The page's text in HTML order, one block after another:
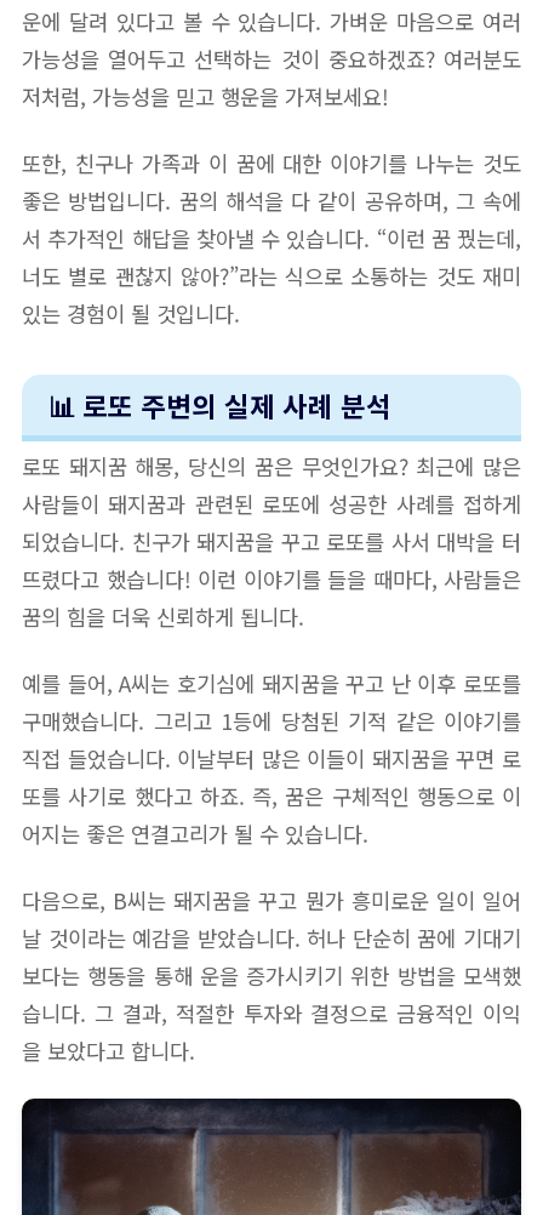
운에 달려 있다고 볼 수 있습니다. 가벼운 마음으로 여러
가능성을 열어두고 선택하는 것이 중요하겠죠? 여러분도
저처럼, 가능성을 믿고 행운을 가져보세요!
또한, 친구나 가족과 이 꿈에 대한 이야기를 나누는 것도
좋은 방법입니다. 꿈의 해석을 다 같이 공유하며, 그 속에
서 추가적인 해답을 찾아낼 수 있습니다. “이런 꿈 꿨는데,
너도 별로 괜찮지 않아?”라는 식으로 소통하는 것도 재미
있는 경험이 될 것입니다.
📊 로또 주변의 실제 사례 분석
로또 돼지꿈 해몽, 당신의 꿈은 무엇인가요? 최근에 많은
사람들이 돼지꿈과 관련된 로또에 성공한 사례를 접하게
되었습니다. 친구가 돼지꿈을 꾸고 로또를 사서 대박을 터
뜨렸다고 했습니다! 이런 이야기를 들을 때마다, 사람들은
꿈의 힘을 더욱 신뢰하게 됩니다.
예를 들어, A씨는 호기심에 돼지꿈을 꾸고 난 이후 로또를
구매했습니다. 그리고 1등에 당첨된 기적 같은 이야기를
직접 들었습니다. 이날부터 많은 이들이 돼지꿈을 꾸면 로
또를 사기로 했다고 하죠. 즉, 꿈은 구체적인 행동으로 이
어지는 좋은 연결고리가 될 수 있습니다.
다음으로, B씨는 돼지꿈을 꾸고 뭔가 흥미로운 일이 일어
날 것이라는 예감을 받았습니다. 허나 단순히 꿈에 기대기
보다는 행동을 통해 운을 증가시키기 위한 방법을 모색했
습니다. 그 결과, 적절한 투자와 결정으로 금융적인 이익
을 보았다고 합니다.